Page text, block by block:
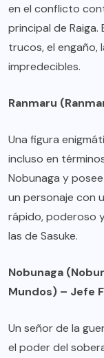
en el conflicto
principal de
trucos, el engaño,
impredecibles.
Ranmaru
Una figura
incluso en
Nobunaga y
un personaje con
rápido, poderoso
las de Sasuke.
Nobunaga
Mundos) – Jefe
Un señor de la
el poder del